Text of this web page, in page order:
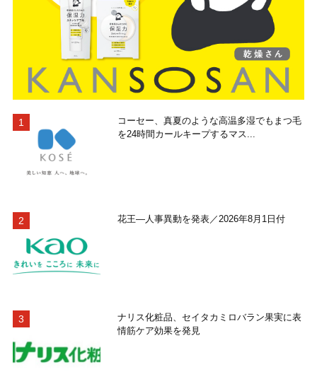
コーセー、真夏のような高温多湿でもまつ毛
を24時間カールキープするマス...
花王―人事異動を発表／2026年8月1日付
ナリス化粧品、セイタカミロバラン果実に表
情筋ケア効果を発見